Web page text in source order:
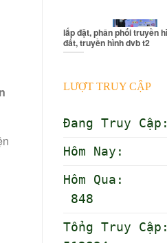
lắp đặt, phân phối truyền
đất, truyền hình dvb t2
LƯỢT TRUY CẬP
Đang Truy
Hôm
Hôm
848
Tổng Truy